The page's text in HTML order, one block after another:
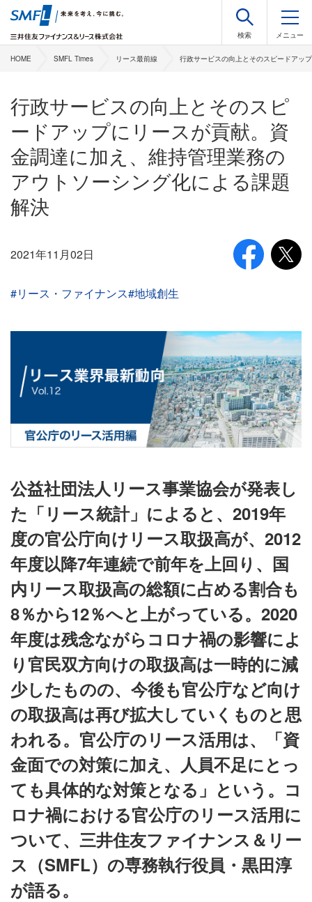
HOME SMFL Times リース最前線 行政サービスの向上とそのスピードアッ
行政サービスの向上とそのスピ
ードアップにリースが貢献。資
金調達に加え、維持管理業務の
アウトソーシング化による課題
解決
2021年11月02日
#リース・ファイナンス#地域創生
公益社団法人リース事業協会が発表し
た「リース統計」によると、2019年
度の官公庁向けリース取扱高が、2012
年度以降7年連続で前年を上回り、国
内リース取扱高の総額に占める割合も
8％から12％へと上がっている。2020
年度は残念ながらコロナ禍の影響によ
り官民双方向けの取扱高は一時的に減
少したものの、今後も官公庁など向け
の取扱高は再び拡大していくものと思
われる。官公庁のリース活用は、「資
金面での対策に加え、人員不足にとっ
ても具体的な対策となる」という。コ
ロナ禍における官公庁のリース活用に
ついて、三井住友ファイナンス＆リー
ス（SMFL）の専務執行役員・黒田淳
が語る。